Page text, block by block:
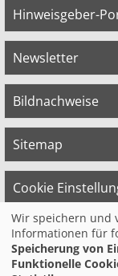
Hinweisgeber-
Newsletter
Bildnachweise
Sitemap
Cookie
© 2026
Wir speichern und
Informationen für
Speicherung von
Funktionelle